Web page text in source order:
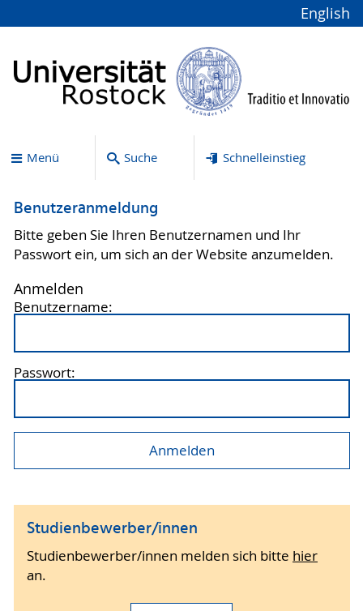
English
Menü Suche Schnelleinstieg
Benutzeranmeldung
Bitte geben Sie Ihren Benutzernamen und Ihr
Passwort ein, um sich an der Website anzumelden.
Anmelden
Benutzername:
Passwort:
Studienbewerber/innen
Studienbewerber/innen melden sich bitte hier
an.